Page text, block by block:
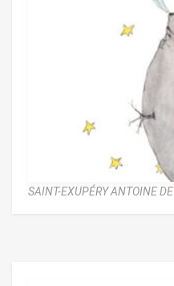
SAINT-EXUPÉRY ANTOINE DE